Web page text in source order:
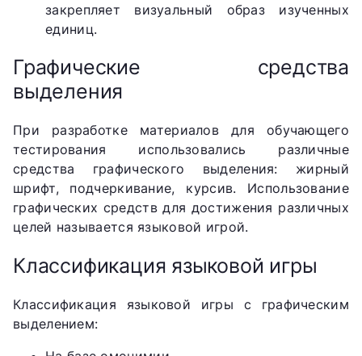
закрепляет визуальный образ изученных
единиц.
Графические средства
выделения
При разработке материалов для обучающего
тестирования использовались различные
средства графического выделения: жирный
шрифт, подчеркивание, курсив. Использование
графических средств для достижения различных
целей называется языковой игрой.
Классификация языковой игры
Классификация языковой игры с графическим
выделением: